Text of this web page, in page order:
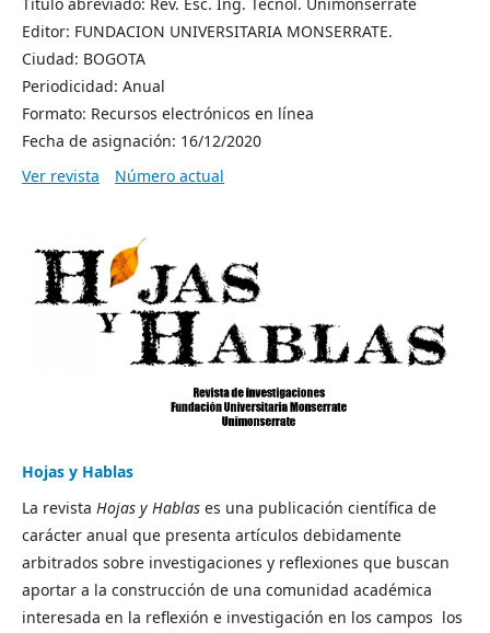
Editor: FUNDACION UNIVERSITARIA MONSERRATE.
Ciudad: BOGOTA
Periodicidad: Anual
Formato: Recursos electrónicos en línea
Fecha de asignación: 16/12/2020
Ver revista
Número actual
Hojas y Hablas
La revista Hojas y Hablas es una publicación científica de
carácter anual que presenta artículos debidamente
arbitrados sobre investigaciones y reflexiones que buscan
aportar a la construcción de una comunidad académica
interesada en la reflexión e investigación en los campos los